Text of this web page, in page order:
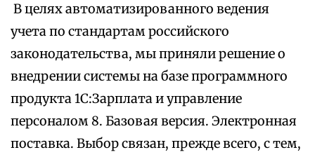
В целях автоматизированного ведения
учета по стандартам российского
законодательства, мы приняли решение о
внедрении системы на базе программного
продукта 1С:Зарплата и управление
персоналом 8. Базовая версия. Электронная
поставка. Выбор связан, прежде всего, с тем,